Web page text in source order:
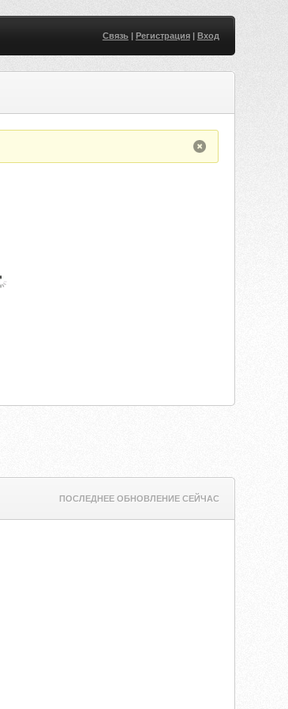
Связь| Регистрация| Вход
ПОСЛЕДНЕЕ ОБНОВЛЕНИЕ СЕЙЧАС